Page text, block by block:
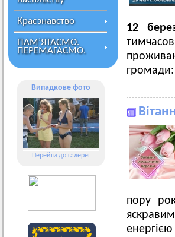
Краєзнавство
ПАМ’ЯТАЄМО.
ПЕРЕМАГАЄМО.
Випадкове фото
Перейти до галереї
12
громади:
пору